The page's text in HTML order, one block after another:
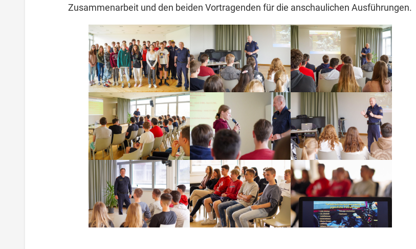
Zusammenarbeit und den beiden Vortragenden für die anschaulichen Ausführungen.